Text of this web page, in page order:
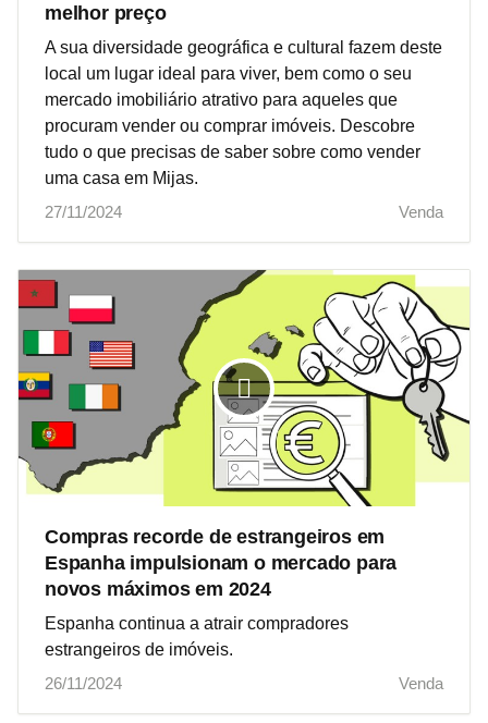
melhor preço
A sua diversidade geográfica e cultural fazem deste
local um lugar ideal para viver, bem como o seu
mercado imobiliário atrativo para aqueles que
procuram vender ou comprar imóveis. Descobre
tudo o que precisas de saber sobre como vender
uma casa em Mijas.
27/11/2024
Venda
Compras recorde de estrangeiros em
Espanha impulsionam o mercado para
novos máximos em 2024
Espanha continua a atrair compradores
estrangeiros de imóveis.
26/11/2024
Venda